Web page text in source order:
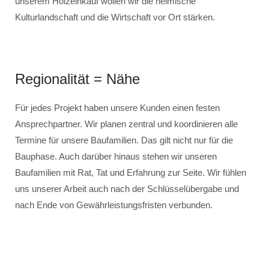
Kulturlandschaft und die Wirtschaft vor Ort stärken.
Regionalität = Nähe
Für jedes Projekt haben unsere Kunden einen festen
Ansprechpartner. Wir planen zentral und koordinieren alle
Termine für unsere Baufamilien. Das gilt nicht nur für die
Bauphase. Auch darüber hinaus stehen wir unseren
Baufamilien mit Rat, Tat und Erfahrung zur Seite. Wir fühlen
uns unserer Arbeit auch nach der Schlüsselübergabe und
nach Ende von Gewährleistungsfristen verbunden.